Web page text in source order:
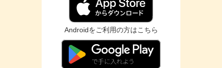
Androidをご利用の方はこちら